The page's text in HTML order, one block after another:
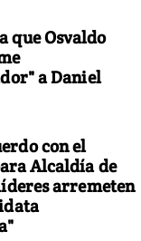
que Osvaldo
a Daniel
con el
Alcaldía de
arremeten